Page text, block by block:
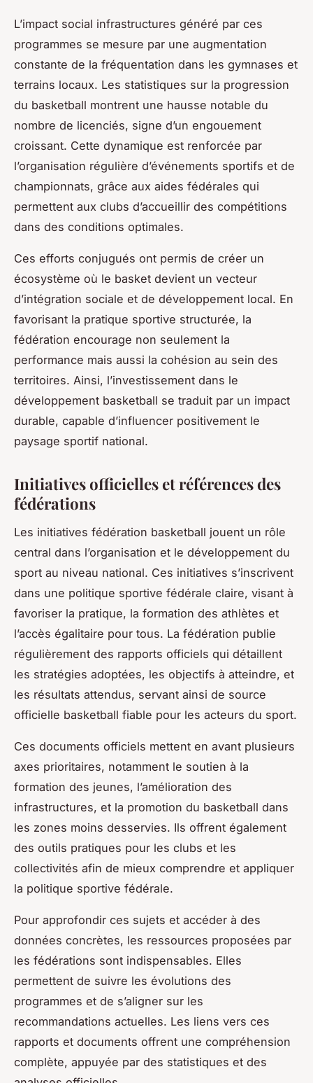
L’impact social infrastructures généré par ces
programmes se mesure par une augmentation
constante de la fréquentation dans les gymnases et
terrains locaux. Les statistiques sur la progression
du basketball montrent une hausse notable du
nombre de licenciés, signe d’un engouement
croissant. Cette dynamique est renforcée par
l’organisation régulière d’événements sportifs et de
championnats, grâce aux aides fédérales qui
permettent aux clubs d’accueillir des compétitions
dans des conditions optimales.
Ces efforts conjugués ont permis de créer un
écosystème où le basket devient un vecteur
d’intégration sociale et de développement local. En
favorisant la pratique sportive structurée, la
fédération encourage non seulement la
performance mais aussi la cohésion au sein des
territoires. Ainsi, l’investissement dans le
développement basketball se traduit par un impact
durable, capable d’influencer positivement le
paysage sportif national.
Initiatives officielles et références des
fédérations
Les initiatives fédération basketball jouent un rôle
central dans l’organisation et le développement du
sport au niveau national. Ces initiatives s’inscrivent
dans une politique sportive fédérale claire, visant à
favoriser la pratique, la formation des athlètes et
l’accès égalitaire pour tous. La fédération publie
régulièrement des rapports officiels qui détaillent
les stratégies adoptées, les objectifs à atteindre, et
les résultats attendus, servant ainsi de source
officielle basketball fiable pour les acteurs du sport.
Ces documents officiels mettent en avant plusieurs
axes prioritaires, notamment le soutien à la
formation des jeunes, l’amélioration des
infrastructures, et la promotion du basketball dans
les zones moins desservies. Ils offrent également
des outils pratiques pour les clubs et les
collectivités afin de mieux comprendre et appliquer
la politique sportive fédérale.
Pour approfondir ces sujets et accéder à des
données concrètes, les ressources proposées par
les fédérations sont indispensables. Elles
permettent de suivre les évolutions des
programmes et de s’aligner sur les
recommandations actuelles. Les liens vers ces
rapports et documents offrent une compréhension
complète, appuyée par des statistiques et des